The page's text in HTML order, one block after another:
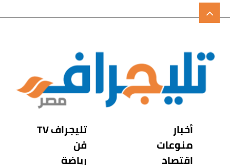
أخبار
منوعات
اقتصاد
تليجراف TV
فن
رياضة